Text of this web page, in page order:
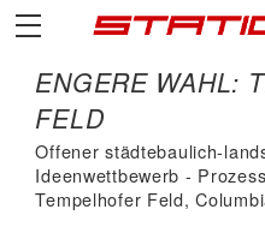
ENGERE WAHL:
FELD
Offener städtebaulich-
Ideenwettbewerb -
Tempelhofer Feld,